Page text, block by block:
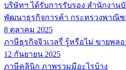
บริษัทฯ ได้รับการรับรอง สำนักงา
พัฒนาธุรกิจการค้า กระทรวงพาณิช
8 ตุลาคม 2025
ภาษีธุรกิจจิวเวลรี่ รู้หรือไม่ ขายพล
12 กันยายน 2025
ภาษีคลินิก ภาพรวมมีอะไรบ้าง